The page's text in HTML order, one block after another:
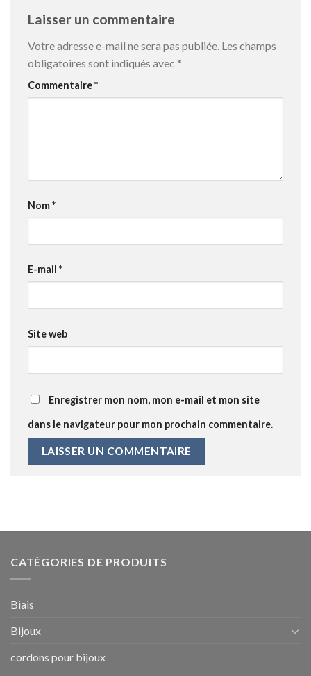
Laisser un commentaire
Votre adresse e-mail ne sera pas publiée. Les champs
obligatoires sont indiqués avec *
Commentaire*
Nom*
E-mail *
Site web
Enregistrer mon nom, mon e-mail et mon site
dans le navigateur pour mon prochain commentaire.
CATÉGORIES DE PRODUITS
Biais
Bijoux
cordons pour bijoux